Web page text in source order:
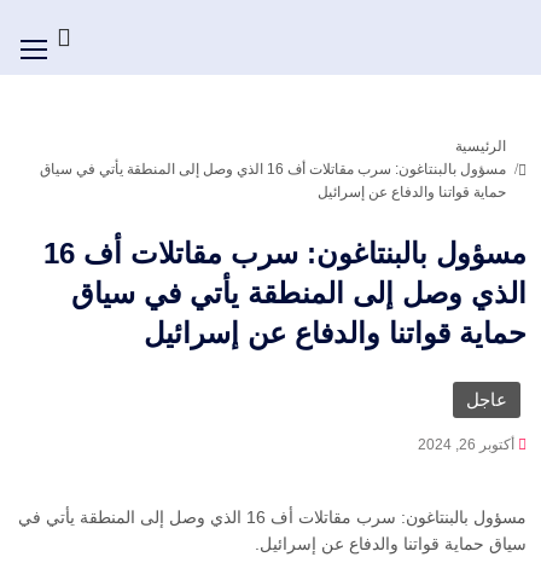
الرئيسية
مسؤول بالبنتاغون: سرب مقاتلات أف 16 الذي وصل إلى المنطقة يأتي في سياق
حماية قواتنا والدفاع عن إسرائيل
مسؤول بالبنتاغون: سرب مقاتلات أف 16
الذي وصل إلى المنطقة يأتي في سياق
حماية قواتنا والدفاع عن إسرائيل
عاجل
أكتوبر 26, 2024
مسؤول بالبنتاغون: سرب مقاتلات أف 16 الذي وصل إلى المنطقة يأتي في
سياق حماية قواتنا والدفاع عن إسرائيل.